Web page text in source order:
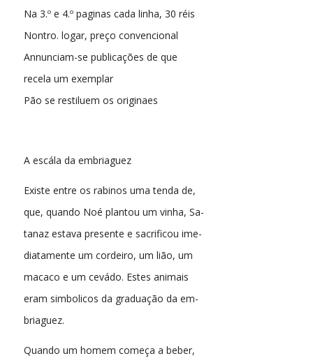
Na 3.º e 4.º paginas cada linha, 30 réis
Nontro. logar, preço convencional
Annunciam-se publicações de que
recela um exemplar
Pão se restiluem os originaes
A escála da embriaguez
Existe entre os rabinos uma tenda de,
que, quando Noé plantou um vinha, Sa-
tanaz estava presente e sacrificou ime-
diatamente um cordeiro, um lião, um
macaco e um cevádo. Estes animais
eram simbolicos da graduação da em-
briaguez.
Quando um homem começa a beber,